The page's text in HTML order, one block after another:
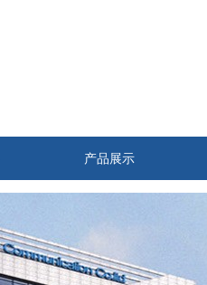
产品展示